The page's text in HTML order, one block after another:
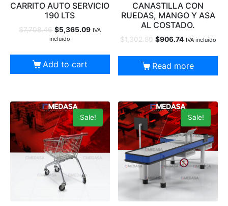
CARRITO AUTO SERVICIO
190 LTS
$7,708.46 $5,365.09 IVA
incluido
Add to cart
CANASTILLA CON
RUEDAS, MANGO Y ASA
AL COSTADO.
$1,302.80 $906.74 IVA incluido
Read more
Sale! Sale!